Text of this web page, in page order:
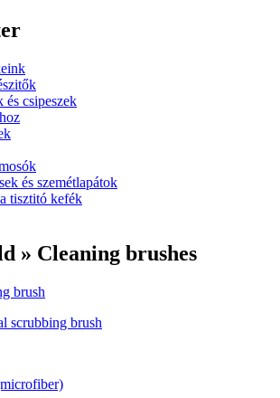
és csipeszek
és szemétlapátok
tisztitó kefék
» Cleaning brushes
scrubbing brush